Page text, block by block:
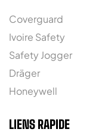
Coverguard
Ivoire Safety
Safety Jogger
Dräger
Honeywell
LIENS RAPIDE